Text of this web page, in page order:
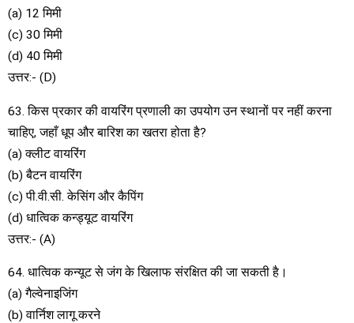
(a) 12 मिमी
(c) 30 मिमी
(d) 40 मिमी
उत्तर:- (D)
63. किस प्रकार की वायरिंग प्रणाली का उपयोग उन स्थानों पर नहीं करना
चाहिए, जहाँ धूप और बारिश का खतरा होता है?
(a) क्लीट वायरिंग
(b) बैटन वायरिंग
(c) पी.वी.सी. केसिंग और कैपिंग
(d) धात्विक कन्ड्यूट वायरिंग
उत्तर:- (A)
64. धात्विक कन्यूट से जंग के खिलाफ संरक्षित की जा सकती है।
(a) गैल्वेनाइजिंग
(b) वार्निश लागू करने